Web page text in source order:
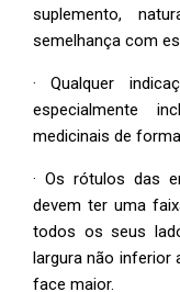
suplemento,
semelhança com
· Qualquer
especialmente
medicinais de
· Os rótulos das
devem ter uma
todos os seus
largura não inferior
face maior.